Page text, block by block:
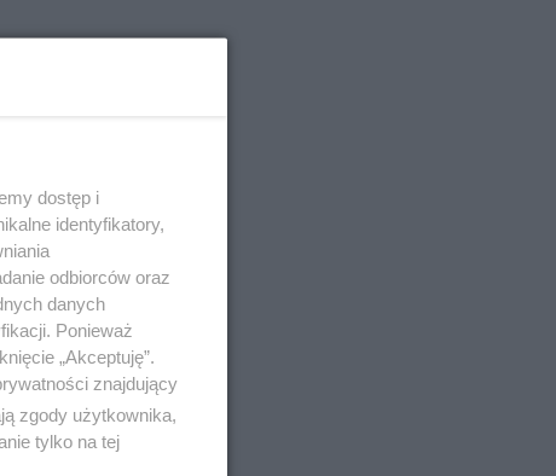
dostęp i
identyfikatory,
odbiorców oraz
danych
Ponieważ
„Akceptuję”.
znajdujący
zgody użytkownika,
tylko na tej